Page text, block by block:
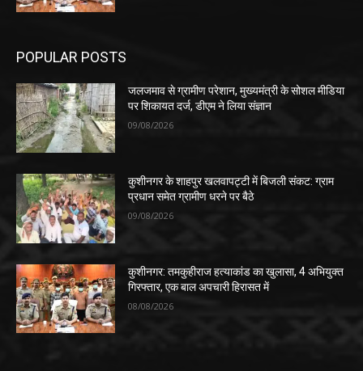
POPULAR POSTS
जलजमाव से ग्रामीण परेशान, मुख्यमंत्री के सोशल मीडिया
पर शिकायत दर्ज, डीएम ने लिया संज्ञान
09/08/2026
कुशीनगर के शाहपुर खलवापट्टी में बिजली संकट: ग्राम
प्रधान समेत ग्रामीण धरने पर बैठे
09/08/2026
कुशीनगर: तमकुहीराज हत्याकांड का खुलासा, 4 अभियुक्त
गिरफ्तार, एक बाल अपचारी हिरासत में
08/08/2026